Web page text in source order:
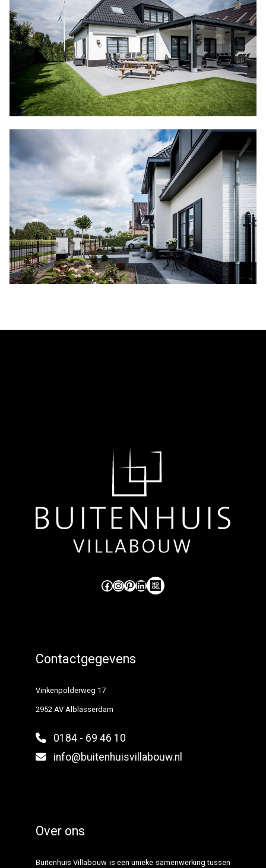
Like ons op Facebook (externe link) Volg ons op Instagram (externe link) Pinterest LinkedIn Hoog Design.
Contactgegevens
Vinkenpolderweg 17
2952 AV Alblasserdam
0184 - 69 46 10
info@buitenhuisvillabouw.nl
Over ons
Buitenhuis Villabouw is een unieke samenwerking tussen